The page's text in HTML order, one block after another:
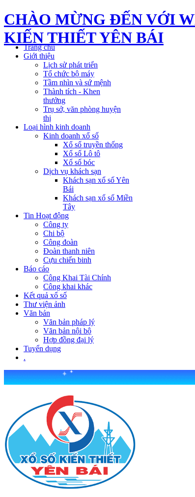
CHÀO MỪNG ĐẾN VỚI
KIẾN THIẾT YÊN BÁI
Trang chủ
Giới thiệu
Lịch sử phát triển
Tổ chức bộ máy
Tầm nhìn và sứ mệnh
Thành tích - Khen
thưởng
Trụ sở, văn phòng huyện
thị
Loại hình kinh doanh
Kinh doanh xổ số
Xổ số truyền thống
Xổ số Lô tô
Xổ số bóc
Dịch vụ khách sạn
Khách sạn xổ số Yên
Bái
Khách sạn xổ số Miền
Tây
Tin Hoạt động
Công ty
Chi bộ
Công đoàn
Đoàn thanh niên
Cựu chiến binh
Báo cáo
Công Khai Tài Chính
Công khai khác
Kết quả xổ số
Thư viện ảnh
Văn bản
Văn bản pháp lý
Văn bản nội bộ
Hợp đồng đại lý
Tuyển dụng
.